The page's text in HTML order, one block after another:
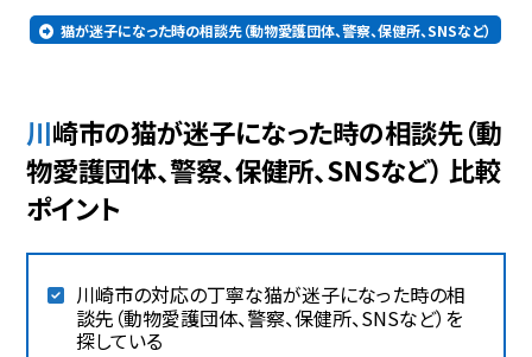
猫が迷子になった時の相談先（動物愛護団体、警察、保健所、SNSなど）
川崎市の猫が迷子になった時の相談先（動
物愛護団体、警察、保健所、SNSなど） 比較
ポイント
川崎市の対応の丁寧な猫が迷子になった時の相
談先（動物愛護団体、警察、保健所、SNSなど）を
探している